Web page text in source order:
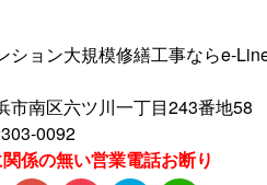
ション大規模修繕工事ならe-
市南区六ツ川一丁目243番地58
0092
係の無い営業電話お断り